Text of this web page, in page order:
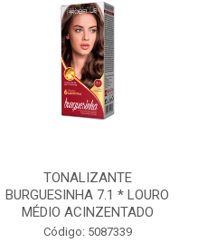
TONALIZANTE
BURGUESINHA 7.1 * LOURO
MÉDIO ACINZENTADO
Código: 5087339